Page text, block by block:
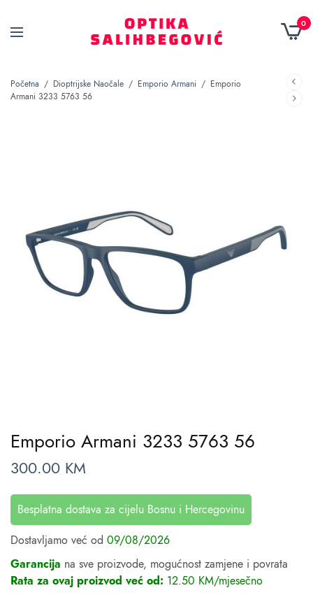
0
Početna / Dioptrijske Naočale / Emporio Armani / Emporio
Armani 3233 5763 56
Emporio Armani 3233 5763 56
300.00 KM
Besplatna dostava za cijelu Bosnu i Hercegovinu
Dostavljamo već od 09/08/2026
Garancija na sve proizvode, mogućnost zamjene i povrata
Rata za ovaj proizvod već od: 12.50 KM/mjesečno